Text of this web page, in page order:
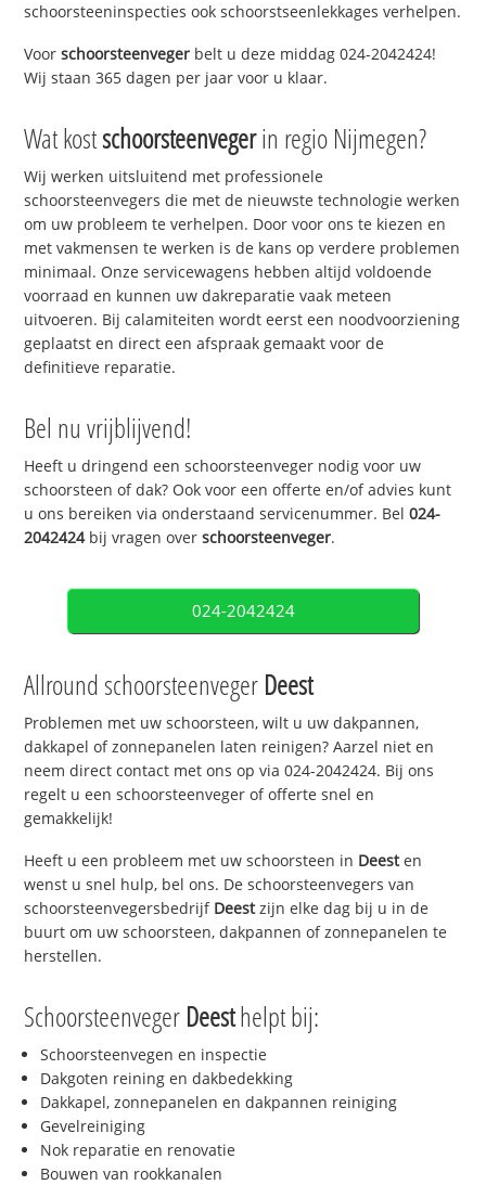
schoorsteeninspecties ook schoorstseenlekkages verhelpen.
Voorschoorsteenveger belt u deze middag 024-2042424!
Wij staan 365 dagen per jaar voor u klaar.
Wat kostschoorsteenvegerin regio Nijmegen?
Wij werken uitsluitend met professionele
schoorsteenvegers die met de nieuwste technologie werken
om uw probleem te verhelpen. Door voor ons te kiezen en
met vakmensen te werken is de kans op verdere problemen
minimaal. Onze servicewagens hebben altijd voldoende
voorraad en kunnen uw dakreparatie vaak meteen
uitvoeren. Bij calamiteiten wordt eerst een noodvoorziening
geplaatst en direct een afspraak gemaakt voor de
definitieve reparatie.
Bel nu vrijblijvend!
Heeft u dringend een schoorsteenveger nodig voor uw
schoorsteen of dak? Ook voor een offerte en/of advies kunt
u ons bereiken via onderstaand servicenummer. Bel024-
2042424bij vragen overschoorsteenveger.
024-2042424
Allround schoorsteenveger Deest
Problemen met uw schoorsteen, wilt u uw dakpannen,
dakkapel of zonnepanelen laten reinigen? Aarzel niet en
neem direct contact met ons op via 024-2042424. Bij ons
regelt u een schoorsteenveger of offerte snel en
gemakkelijk!
Heeft u een probleem met uw schoorsteen in Deesten
wenst u snel hulp, bel ons. De schoorsteenvegers van
schoorsteenvegersbedrijf Deestzijn elke dag bij u in de
buurt om uw schoorsteen, dakpannen of zonnepanelen te
herstellen.
Schoorsteenveger Deesthelpt bij:
Schoorsteenvegen en inspectie
Dakgoten reining en dakbedekking
Dakkapel, zonnepanelen en dakpannen reiniging
Gevelreiniging
Nok reparatie en renovatie
Bouwen van rookkanalen